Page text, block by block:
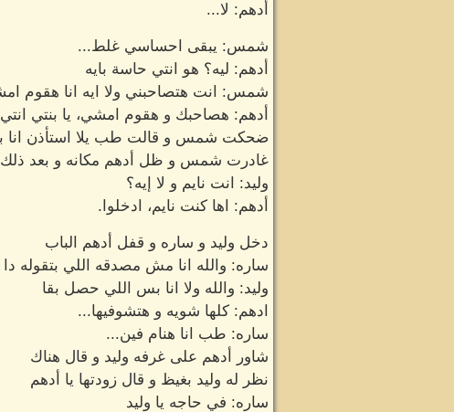
أدهم: لا...
شمس: يبقى احساسي غلط...
أدهم: ليه؟ هو انتي حاسة بايه
شمس: انت هتصاحبني ولا ايه انا هقوم
أدهم: هصاحبك و هقوم امشي، يا بنتي
ضحكت شمس و قالت طب يلا استأذن انا
غادرت شمس و ظل أدهم مكانه و بعد ذلك
وليد: انت نايم و لا إيه؟
أدهم: اها كنت نايم، ادخلوا.
دخل وليد و ساره و قفل أدهم الباب
ساره: والله انا مش مصدقه اللي بتقوله
وليد: والله ولا انا بس اللي حصل بقا
ادهم: كلها شويه و هتشوفيها...
ساره: طب انا هنام فين...
شاور أدهم على غرفه وليد و قال هناك
نظر له وليد بغيظ و قال زودتها يا أدهم
ساره: في حاجه يا وليد